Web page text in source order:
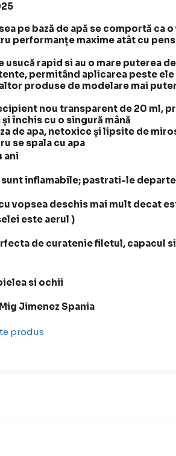
pe bază de apă se comportă ca
performanțe maxime atât cu
usucă rapid si au o mare puterea
permitând aplicarea peste
produse de modelare mai
nou transparent de 20 ml,
închis cu o singură mână
de apa, netoxice și lipsite de
se spala cu apa
ani
sunt inflamabile; pastrati-le
vopsea deschis mai mult decat
este aerul )
de curatenie filetul, capacul
si ochii
Jimenez Spania
produs